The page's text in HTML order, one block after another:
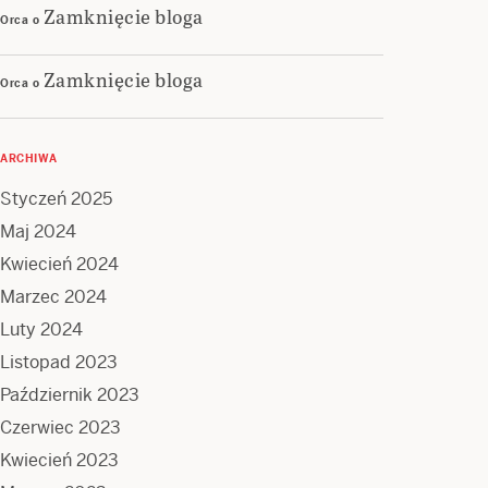
Orca o Zamknięcie bloga
Orca o Zamknięcie bloga
ARCHIWA
Styczeń 2025
Maj 2024
Kwiecień 2024
Marzec 2024
Luty 2024
Listopad 2023
Październik 2023
Czerwiec 2023
Kwiecień 2023